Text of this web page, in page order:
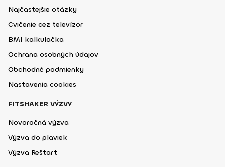
Najčastejšie otázky
Cvičenie cez televízor
BMI kalkulačka
Ochrana osobných údajov
Obchodné podmienky
Nastavenia cookies
FITSHAKER VÝZVY
Novoročná výzva
Výzva do plaviek
Výzva Reštart